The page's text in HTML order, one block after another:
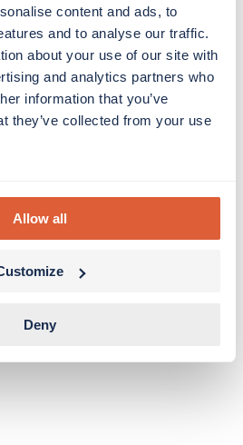
content and ads, to
and to analyse our traffic.
about your use of our site with
and analytics partners who
information that you’ve
they’ve collected from your use
Allow all
Deny